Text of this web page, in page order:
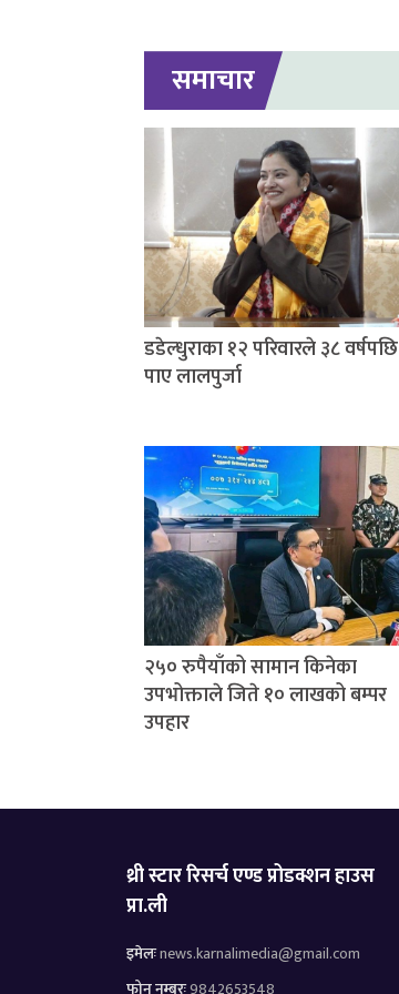
समाचार
डडेल्धुराका १२ परिवारले ३८ वर्षपछि
पाए लालपुर्जा
२५० रुपैयाँको सामान किनेका
उपभोक्ताले जिते १० लाखको बम्पर
उपहार
थ्री स्टार रिसर्च एण्ड प्रोडक्शन हाउस
प्रा.ली
इमेलःnews.karnalimedia@gmail.com